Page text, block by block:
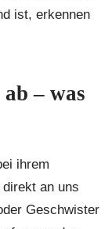
ist, erkennen
– was
ihrem
an uns
Geschwister